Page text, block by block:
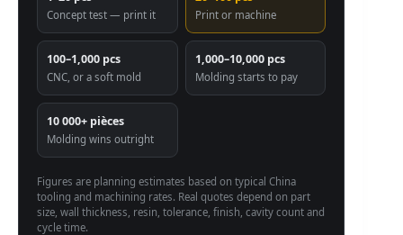
Concept test — print it Print or machine
100–1,000 pcs
CNC, or a soft mold
1,000–10,000 pcs
Molding starts to pay
10 000+ pièces
Molding wins outright
Figures are planning estimates based on typical China
tooling and machining rates. Real quotes depend on part
size, wall thickness, resin, tolerance, finish, cavity count and
cycle time.